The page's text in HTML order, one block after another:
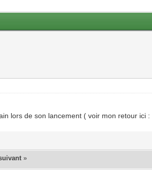
lors de son lancement ( voir mon retour ici :
»